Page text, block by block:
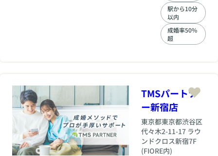
駅から10分
以内
成婚率50%
超
TMSパートナ
ー新宿店
東京都東京都渋谷区
代々木2-11-17 ラウ
ンドクロス新宿7F
(FIORE内)